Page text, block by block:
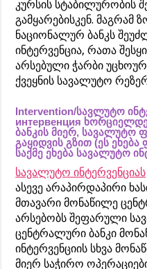
კურსის სტაბილურობის
გამყარებისკენ. მაგრამ
ნაციონალურ ბანკს
ინტერვენცია, რათა
არსებული ჭარბი
ქვეყნის სავალუტო
Intervention/სავლუტო
интервенция
ბანკის მიერ, სავალუტო
გაყიდვის გზით (ეს
საქმე ეხება სავალუტო
სავალუტო ინტერვენციას
ასევე არაპირდაპირი
მთავარი მონაწილე
არსებობს შეფარული
ცენტრალური ბანკი
ინტერვენციის სხვა
მიერ საჭირო